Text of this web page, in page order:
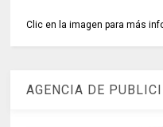
Clic en la imagen para más
AGENCIA DE